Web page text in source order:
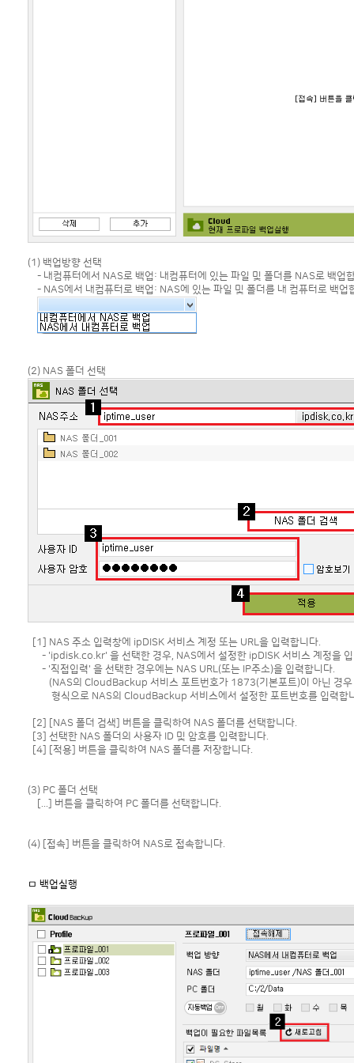
(1) 백업방향 선택
- 내컴퓨터에서 NAS로 백업: 내컴퓨터에 있는 파일 및 폴더를 NAS로 백업
- NAS에서 내컴퓨터로 백업: NAS에 있는 파일 및 폴더를 내 컴퓨터로 백업
(2) NAS 폴더 선택
[1] NAS 주소 입력창에 ipDISK 서비스 계정 또는 URL을 입력합니다.
- 'ipdisk.co.kr' 을 선택한 경우, NAS에서 설정한 ipDISK 서비스 계정을 입
- '직접입력' 을 선택한 경우에는 NAS URL(또는 IP주소)을 입력합니다.
(NAS의 CloudBackup 서비스 포트번호가 1873(기본포트)이 아닌 경우
형식으로 NAS의 CloudBackup 서비스에서 설정한 포트번호를 입력합
[2] [NAS 폴더 검색] 버튼을 클릭하여 NAS 폴더를 선택합니다.
[3] 선택한 NAS 폴더의 사용자 ID 및 암호를 입력합니다.
[4] [적용] 버튼을 클릭하여 NAS 폴더를 저장합니다.
(3) PC 폴더 선택
[...] 버튼을 클릭하여 PC 폴더를 선택합니다.
(4) [접속] 버튼을 클릭하여 NAS로 접속합니다.
ㅁ 백업실행